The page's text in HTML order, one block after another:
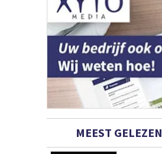
MEEST GELEZEN